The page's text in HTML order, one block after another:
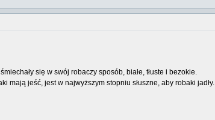
się w swój robaczy sposób, białe, tłuste i bezokie.
mają jeść, jest w najwyższym stopniu słuszne, aby robaki jadły.